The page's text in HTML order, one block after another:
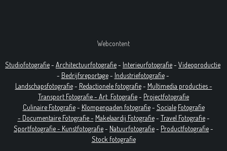
Webcontent
Studiofotografie- Architectuurfotografie- Interieurfotografie- Videoproductie
- Bedrijfsreportage- Industriefotografie-
Landschapsfotografie- Redactionele fotografie- Multimedia producties -
Transport Fotografie - Art Fotografie- Projectfotografie
Culinaire Fotografie- Klompenpaden fotografie- Sociale Fotografie
- Documentaire Fotografie- Makelaardij Fotografie- Travel Fotografie-
Sportfotografie - Kunstfotografie- Natuurfotografie- Productfotografie-
Stock fotografie